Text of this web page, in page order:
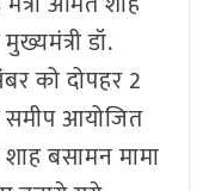
डॉ.
को दोपहर 2
आयोजित
शाह बसामन मामा